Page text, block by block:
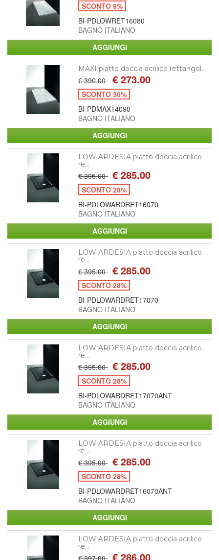
SCONTO 9%
BI-PDLOWRET16080
BAGNO ITALIANO
MAXI piatto doccia acrilico rettangol...
€ 390.00 € 273.00
SCONTO 30%
BI-PDMAX14090
BAGNO ITALIANO
LOW ARDESIA piatto doccia acrilico
re...
€ 395.00 € 285.00
SCONTO 28%
BI-PDLOWARDRET16070
BAGNO ITALIANO
LOW ARDESIA piatto doccia acrilico
re...
€ 395.00 € 285.00
SCONTO 28%
BI-PDLOWARDRET17070
BAGNO ITALIANO
LOW ARDESIA piatto doccia acrilico
re...
€ 395.00 € 285.00
SCONTO 28%
BI-PDLOWARDRET17070ANT
BAGNO ITALIANO
LOW ARDESIA piatto doccia acrilico
re...
€ 395.00 € 285.00
SCONTO 28%
BI-PDLOWARDRET16070ANT
BAGNO ITALIANO
LOW ARDESIA piatto doccia acrilico
re...
€ 397.00 € 286.00